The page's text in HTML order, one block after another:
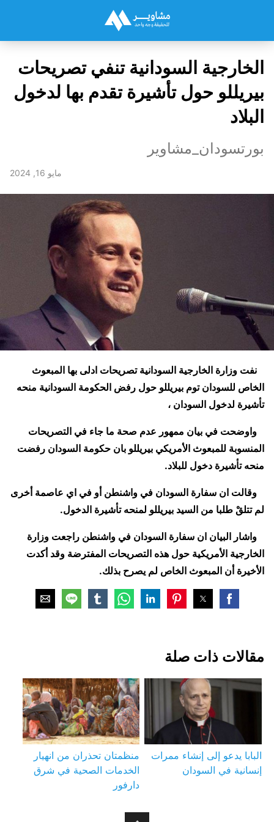
الخارجية السودانية تنفي تصريحات
بيريللو حول تأشيرة تقدم بها لدخول
البلاد
بورتسودان_مشاوير
مايو 16, 2024
نفت وزارة الخارجية السودانية تصريحات ادلى بها المبعوث
الخاص للسودان توم بيريللو حول رفض الحكومة السودانية منحه
تأشيرة لدخول السودان ،
واوضحت في بيان ممهور عدم صحة ما جاء في التصريحات
المنسوبة للمبعوث الأمريكي بيريللو بان حكومة السودان رفضت
منحه تأشيرة دخول للبلاد.
وقالت ان سفارة السودان في واشنطن أو في اي عاصمة أخرى
لم تتلقْ طلبا من السيد بيريللو لمنحه تأشيرة الدخول.
واشار البيان ان سفارة السودان في واشنطن راجعت وزارة
الخارجية الأمريكية حول هذه التصريحات المفترضة وقد أكدت
الأخيرة أن المبعوث الخاص لم يصرح بذلك.
مقالات ذات صلة
البابا يدعو إلى إنشاء ممرات
إنسانية في السودان
منظمتان تحذران من انهيار
الخدمات الصحية في شرق
دارفور